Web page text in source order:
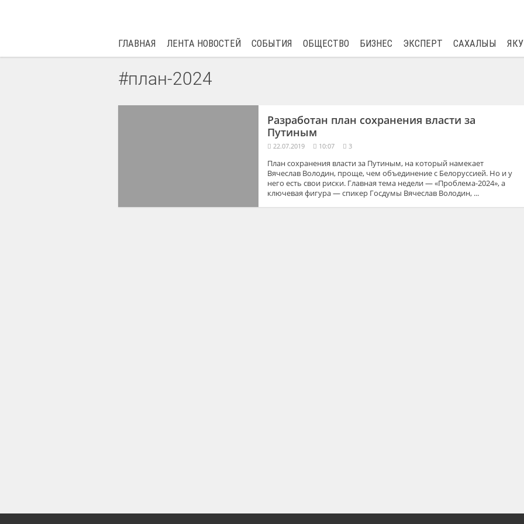
ГЛАВНАЯ ЛЕНТА НОВОСТЕЙ СОБЫТИЯ ОБЩЕСТВО БИЗНЕС ЭКСПЕРТ САХАЛЫЫ
#план-2024
Разработан план сохранения власти за
Путиным
22.07.2019 10:07 3
План сохранения власти за Путиным, на который намекает
Вячеслав Володин, проще, чем объединение с Белоруссией. Но и у
него есть свои риски. Главная тема недели — «Проблема-2024», а
ключевая фигура — спикер Госдумы Вячеслав Володин, ...